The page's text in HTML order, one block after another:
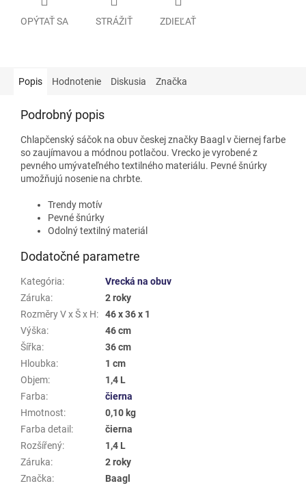
OPÝTAŤ SA STRÁŽIŤ ZDIEĽAŤ
Popis Hodnotenie Diskusia Značka
Podrobný popis
Chlapčenský sáčok na obuv českej značky Baagl v čiernej farbe
so zaujímavou a módnou potlačou. Vrecko je vyrobené z
pevného umývateľného textilného materiálu. Pevné šnúrky
umožňujú nosenie na chrbte.
Trendy motív
Pevné šnúrky
Odolný textilný materiál
Dodatočné parametre
Kategória:
Vrecká na obuv
Záruka:
2 roky
Rozměry V x Š x H:
46 x 36 x 1
Výška:
46 cm
Šířka:
36 cm
Hloubka:
1 cm
Objem:
1,4 L
Farba:
čierna
Hmotnost:
0,10 kg
Farba detail :
čierna
Rozšířený:
1,4 L
Záruka:
2 roky
Značka: Baagl